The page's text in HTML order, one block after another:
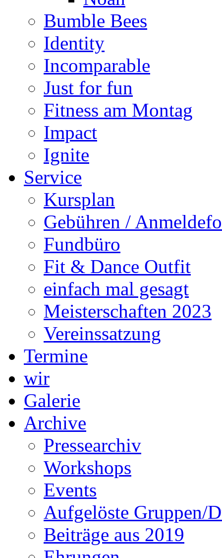
Bumble Bees
Identity
Incomparable
Just for fun
Fitness am Montag
Impact
Ignite
Service
Kursplan
Gebühren /
Fundbüro
Fit & Dance Outfit
einfach mal gesagt
Meisterschaften 2023
Vereinssatzung
Termine
wir
Galerie
Archive
Pressearchiv
Workshops
Events
Aufgelöste Gruppen/
Beiträge aus 2019